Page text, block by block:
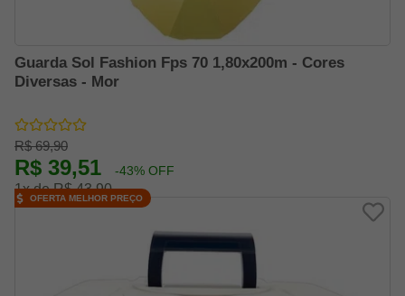
Guarda Sol Fashion Fps 70 1,80x200m - Cores
Diversas - Mor
R$ 69,90
R$ 39,51 -43% OFF
1x de R$ 43,90
OFERTA MELHOR PREÇO